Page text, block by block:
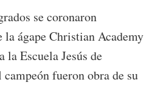
se coronaron
la ágape Christian Academy
la Escuela Jesús de
fueron obra de su